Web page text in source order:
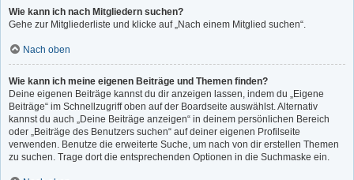
Wie kann ich nach Mitgliedern suchen?
Gehe zur Mitgliederliste und klicke auf „Nach einem Mitglied suchen“.
Nach oben
Wie kann ich meine eigenen Beiträge und Themen finden?
Deine eigenen Beiträge kannst du dir anzeigen lassen, indem du „Eigene
Beiträge“ im Schnellzugriff oben auf der Boardseite auswählst. Alternativ
kannst du auch „Deine Beiträge anzeigen“ in deinem persönlichen Bereich
oder „Beiträge des Benutzers suchen“ auf deiner eigenen Profilseite
verwenden. Benutze die erweiterte Suche, um nach von dir erstellen Themen
zu suchen. Trage dort die entsprechenden Optionen in die Suchmaske ein.